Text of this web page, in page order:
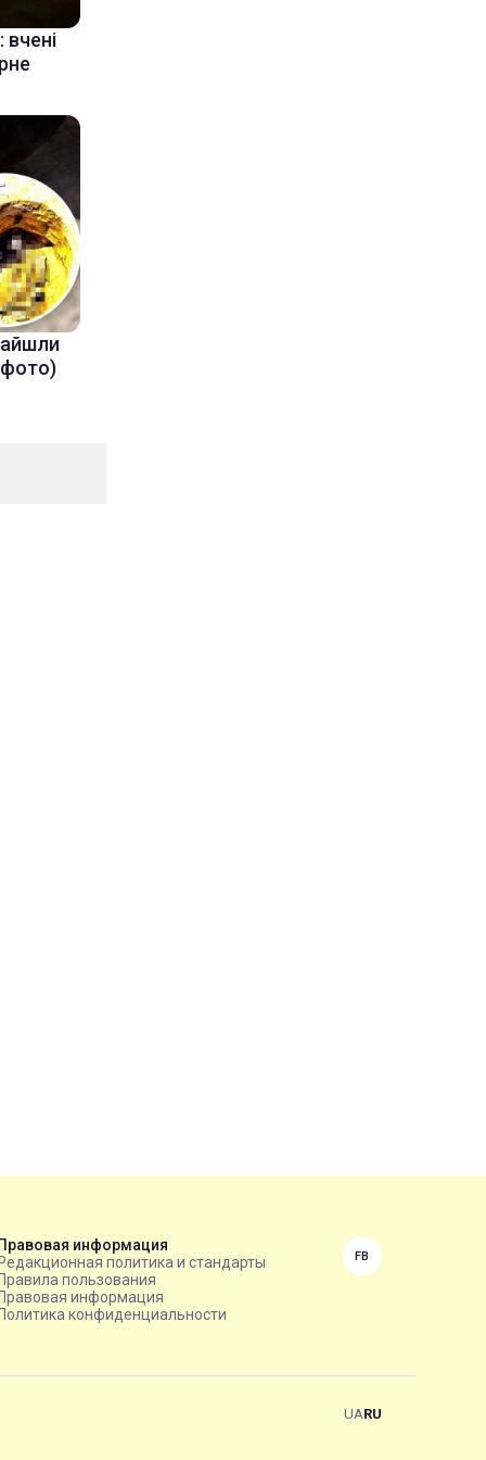
информация
политика и стандарты
пользования
информация
конфиденциальности
FB
UARU